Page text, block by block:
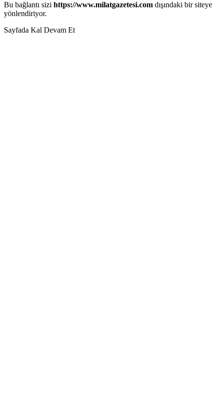
Bu bağlantı sizi https://www.milatgazetesi.com dışındaki bir siteye
yönlendiriyor.
Sayfada Kal Devam Et